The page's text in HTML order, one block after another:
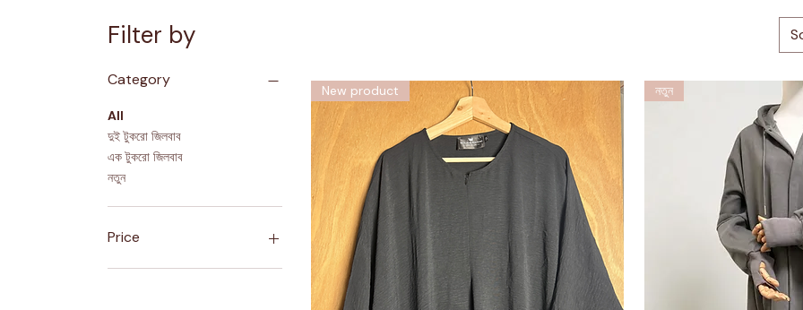
Filter by
Category
All
দুই টুকরো জিলবাব
এক টুকরো জিলবাব
নতুন
Price
New product নতুন